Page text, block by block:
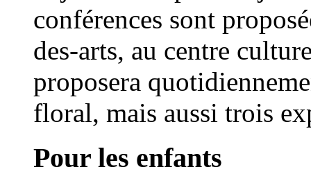
conférences sont
des-arts, au centre
proposera
floral, mais aussi trois
Pour les enfants